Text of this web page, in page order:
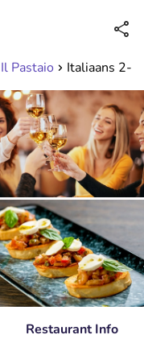
Bereikbaar tot 23:00 uur
Il Pastaio Italiaans 2-
Restaurant Info